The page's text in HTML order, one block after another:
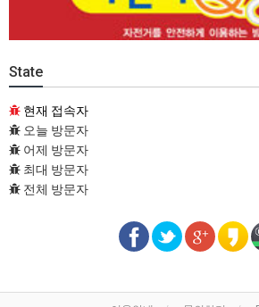
State
현재 접속자
오늘 방문자
어제 방문자
최대 방문자
전체 방문자